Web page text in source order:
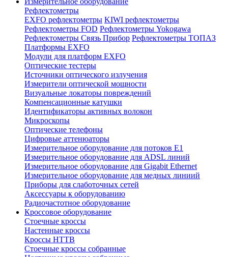
Рефлектометры
EXFO рефлектометры KIWI рефлектометры
Рефлектометры FOD Рефлектометры Yokogawa
Рефлектометры Связь Прибор Рефлектометры ТОПАЗ
Платформы EXFO
Модули для платформ EXFO
Оптические тестеры
Источники оптического излучения
Измерители оптической мощности
Визуальные локаторы повреждений
Компенсационные катушки
Идентификаторы активных волокон
Микроскопы
Оптические телефоны
Цифровые аттенюаторы
Измерительное оборудование для потоков Е1
Измерительное оборудование для ADSL линий
Измерительное оборудование для Gigabit Ethernet
Измерительное оборудование для медных линиий
Приборы для слаботочных сетей
Аксессуары к оборудованию
Радиочастотное оборудование
Кроссовое оборудование
Стоечные кроссы
Настенные кроссы
Кроссы HTTB
Стоечные кроссы собранные